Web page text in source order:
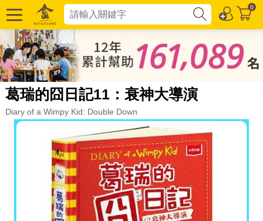
0
葛瑞的囧日記11：衰神大導演
Diary of a Wimpy Kid: Double Down